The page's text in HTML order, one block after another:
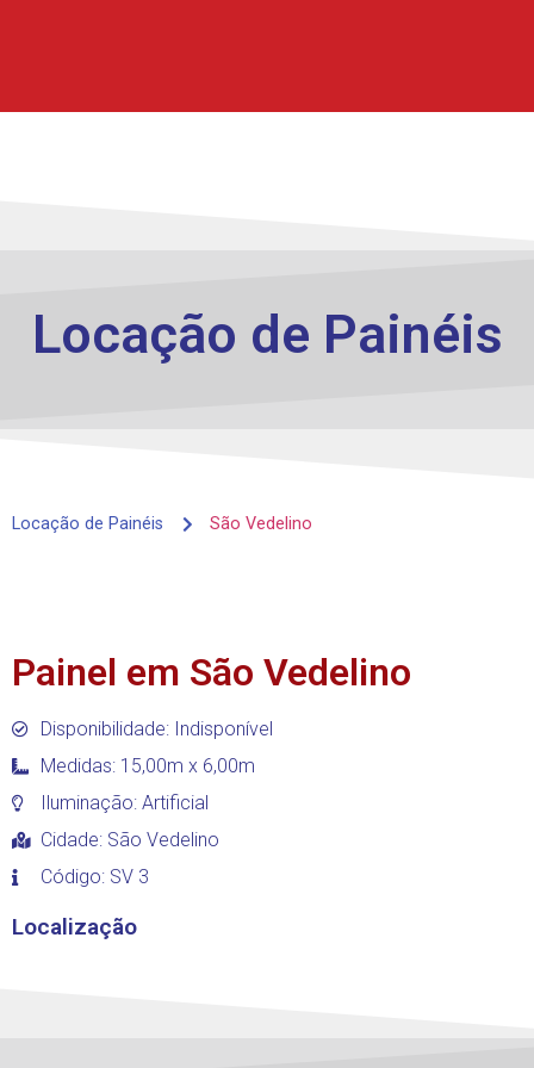
Locação de Painéis
Locação de Painéis São Vedelino
Painel em São Vedelino
Disponibilidade: Indisponível
Medidas: 15,00m x 6,00m
Iluminação: Artificial
Cidade: São Vedelino
Código: SV 3
Localização